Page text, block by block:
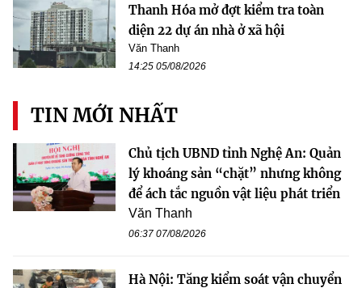
Thanh Hóa mở đợt kiểm tra toàn
diện 22 dự án nhà ở xã hội
Văn Thanh
14:25 05/08/2026
TIN MỚI NHẤT
Chủ tịch UBND tỉnh Nghệ An: Quản
lý khoáng sản “chặt” nhưng không
để ách tắc nguồn vật liệu phát triển
Văn Thanh
06:37 07/08/2026
Hà Nội: Tăng kiểm soát vận chuyển